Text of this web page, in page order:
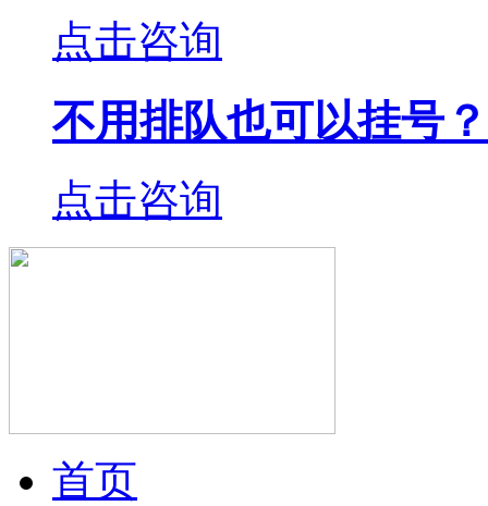
点击咨询
不用排队也可以挂号？
点击咨询
首页